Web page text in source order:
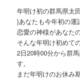
ン
ツ
へ
移
ツ
へ
移
動
年明け初の群馬県太
}あなたも今年初の運
恋愛の神様があなた
そんな年明け初めて
2日20時00分から群
す。
まだ年明けのお休み